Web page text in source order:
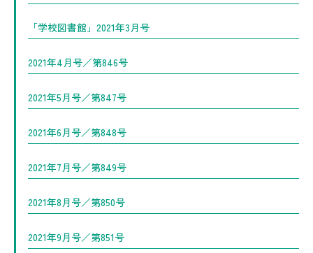
「学校図書館」2021年3月号
2021年4月号／第846号
2021年5月号／第847号
2021年6月号／第848号
2021年7月号／第849号
2021年8月号／第850号
2021年9月号／第851号